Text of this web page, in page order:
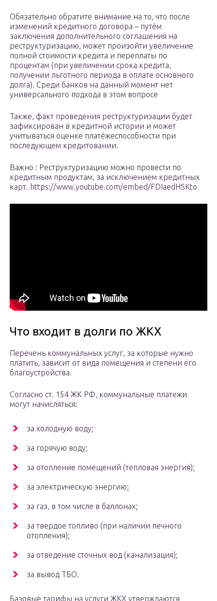
Обязательно обратите внимание на то, что после
изменений кредитного договора – путём
заключения дополнительного соглашения на
реструктуризацию, может произойти увеличение
полной стоимости кредита и переплаты по
процентам (при увеличении срока кредита,
получении льготного периода в оплате основного
долга). Среди банков на данный момент нет
универсального подхода в этом вопросе
Также, факт проведения реструктуризации будет
зафиксирован в кредитной истории и может
учитываться оценке платёжеспособности при
последующем кредитовании.
Важно : Реструктуризацию можно провести по
кредитным продуктам, за исключением кредитных
карт. https://www.youtube.com/embed/FDIaedHSKto
Что входит в долги по ЖКХ
Перечень коммунальных услуг, за которые нужно
платить, зависит от вида помещения и степени его
благоустройства.
Согласно ст. 154 ЖК РФ, коммунальные платежи
могут начисляться:
за холодную воду;
за горячую воду;
за отопление помещений (тепловая энергия);
за электрическую энергию;
за газ, в том числе в баллонах;
за твердое топливо (при наличии печного
отопления);
за отведение сточных вод (канализация);
за вывод ТБО.
Базовые тарифы на услуги ЖКХ утверждаются